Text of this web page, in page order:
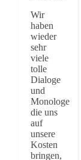
Wir
haben
wieder
sehr
viele
tolle
Dialoge
und
Monologe
die uns
auf
unsere
Kosten
bringen,